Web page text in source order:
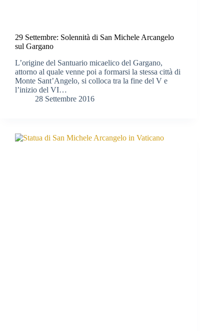
29 Settembre: Solennità di San Michele Arcangelo
sul Gargano
L’origine del Santuario micaelico del Gargano,
attorno al quale venne poi a formarsi la stessa città di
Monte Sant’Angelo, si colloca tra la fine del V e
l’inizio del VI…
28 Settembre 2016